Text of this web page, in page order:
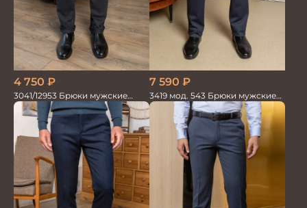
4 750 ₽
3041/12953 Брюки мужские
парламент
7 590 ₽
3419 мод. 543 Брюки мужские
трикотажные